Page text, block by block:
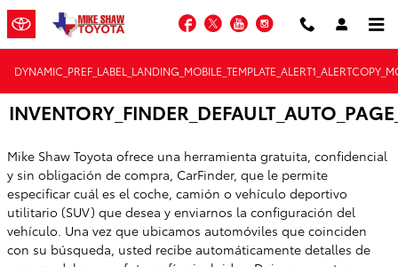
Saltar al contenido principal
Facebook
TwitterYouTubeInstagram
Mike Shaw Toyota ofrece una herramienta gratuita, confidencial
y sin obligación de compra, CarFinder, que le permite
especificar cuál es el coche, camión o vehículo deportivo
utilitario (SUV) que desea y enviarnos la configuración del
vehículo. Una vez que ubicamos automóviles que coinciden
con su búsqueda, usted recibe automáticamente detalles de